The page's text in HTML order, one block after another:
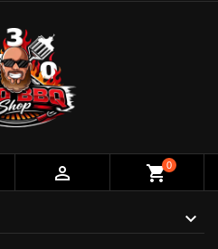
 shopping_cart0